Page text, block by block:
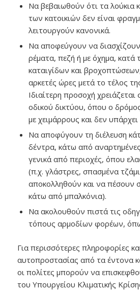
Να βεβαιωθούν ότι τα λούκια
των κατοικιών δεν είναι
λειτουργούν κανονικά.
Να αποφεύγουν να
ρέματα, πεζή ή με όχημα, κατά
καταιγίδων και
αρκετές ώρες μετά το τέλος
Ιδιαίτερη προσοχή χρειάζεται
οδικού δικτύου, όπου ο
με χειμάρρους και δεν
Να αποφύγουν τη διέλευση
δέντρα, κάτω από αναρτημένες
γενικά από περιοχές, όπου
(π.χ. γλάστρες, σπασμένα
αποκολληθούν και να πέσουν
κάτω από μπαλκόνια).
Να ακολουθούν πιστά τις
τόπους αρμοδίων φορέων,
Για περισσότερες πληροφορίες
αυτοπροστασίας από τα έντονα
οι πολίτες μπορούν να
του Υπουργείου Κλιματικής